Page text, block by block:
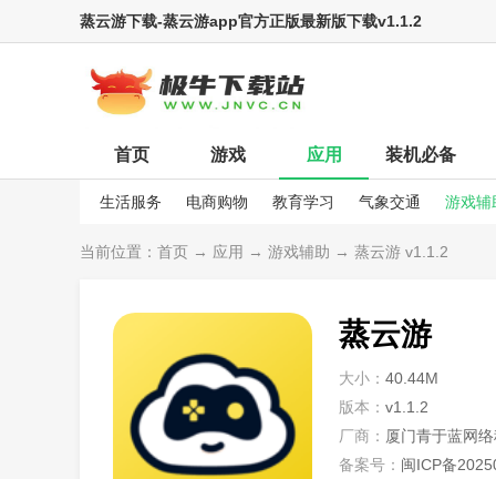
蒸云游下载-蒸云游app官方正版最新版下载v1.1.2
首页 游戏 应用 装机必备
生活服务 电商购物 教育学习 气象交通 游戏辅
娱乐资讯
当前位置： 首页 → 应用 → 游戏辅助 → 蒸云游 v1.1.2
蒸云游
大小： 40.44M
版本： v1.1.2
厂商： 厦门青于蓝网
备案号： 闽ICP备